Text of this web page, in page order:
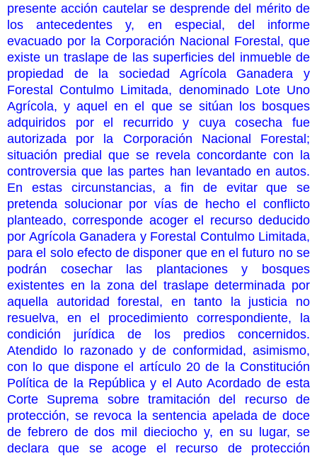
presente acción cautelar se desprende del mérito de
los antecedentes y, en especial, del informe
evacuado por la Corporación Nacional Forestal, que
existe un traslape de las superficies del inmueble de
propiedad de la sociedad Agrícola Ganadera y
Forestal Contulmo Limitada, denominado Lote Uno
Agrícola, y aquel en el que se sitúan los bosques
adquiridos por el recurrido y cuya cosecha fue
autorizada por la Corporación Nacional Forestal;
situación predial que se revela concordante con la
controversia que las partes han levantado en autos.
En estas circunstancias, a fin de evitar que se
pretenda solucionar por vías de hecho el conflicto
planteado, corresponde acoger el recurso deducido
por Agrícola Ganadera y Forestal Contulmo Limitada,
para el solo efecto de disponer que en el futuro no se
podrán cosechar las plantaciones y bosques
existentes en la zona del traslape determinada por
aquella autoridad forestal, en tanto la justicia no
resuelva, en el procedimiento correspondiente, la
condición jurídica de los predios concernidos.
Atendido lo razonado y de conformidad, asimismo,
con lo que dispone el artículo 20 de la Constitución
Política de la República y el Auto Acordado de esta
Corte Suprema sobre tramitación del recurso de
protección, se revoca la sentencia apelada de doce
de febrero de dos mil dieciocho y, en su lugar, se
declara que se acoge el recurso de protección